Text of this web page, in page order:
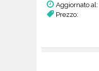
Aggiornato al:
Prezzo: